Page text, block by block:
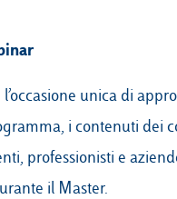
unica di
i contenuti dei
professionisti e
il Master.